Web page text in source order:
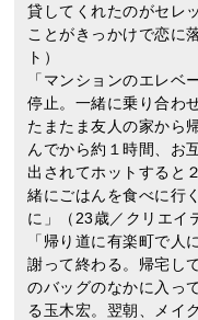
貸してくれたのがセレ
ことがきっかけで恋に
ト）
「マンションのエレベ
停止。一緒に乗り合わ
たまたま友人の家から
んでから約１時間、お
出されてホットすると
緒にごはんを食べに行
に」（23歳／クリエイ
「帰り道に有楽町で人
謝って終わる。帰宅し
のバッグのなかに入っ
る玉木宏。翌朝、メイ